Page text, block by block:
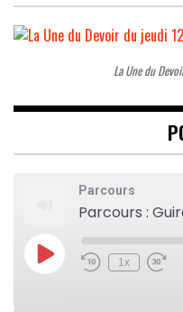
La Une du
Parcours
Parcours :
Play
Episode
Rewind
1x
Fast